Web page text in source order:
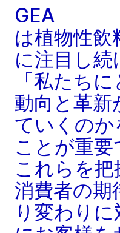
GEA
は植物性飲
に注目し続
「私たちに
動向と革新
ていくのか
ことが重要
これらを把
消費者の期
り変わり